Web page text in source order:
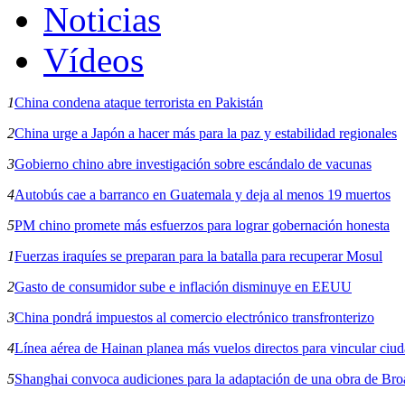
Noticias
Vídeos
1China condena ataque terrorista en Pakistán
2China urge a Japón a hacer más para la paz y estabilidad regionales
3Gobierno chino abre investigación sobre escándalo de vacunas
4Autobús cae a barranco en Guatemala y deja al menos 19 muertos
5PM chino promete más esfuerzos para lograr gobernación honesta
1Fuerzas iraquíes se preparan para la batalla para recuperar Mosul
2Gasto de consumidor sube e inflación disminuye en EEUU
3China pondrá impuestos al comercio electrónico transfronterizo
4Línea aérea de Hainan planea más vuelos directos para vincular
5Shanghai convoca audiciones para la adaptación de una obra de